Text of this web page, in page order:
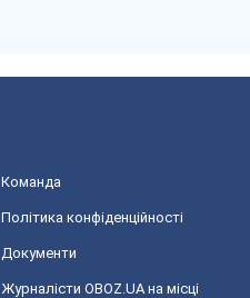
Команда
Політика конфіденційності
Документи
Журналісти OBOZ.UA на місці